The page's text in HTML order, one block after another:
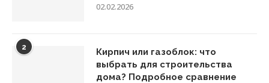
02.02.2026
2
Кирпич или газоблок: что
выбрать для строительства
дома? Подробное сравнение